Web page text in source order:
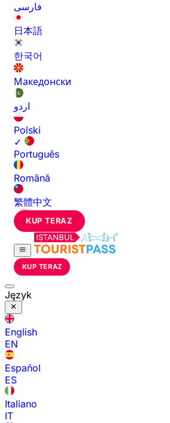
فارسی
日本語
한국어
Македонски
اردو
Polski
✓
Português
Română
繁體中文
KUP TERAZ
KUP TERAZ
Język
English
EN
Español
ES
Italiano
IT